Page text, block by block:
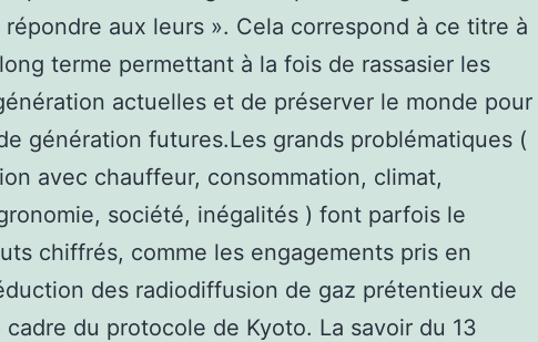
répondre aux leurs ». Cela correspond à ce titre à
terme permettant à la fois de rassasier les
actuelles et de préserver le monde pour
génération futures.Les grands problématiques (
avec chauffeur, consommation, climat,
société, inégalités ) font parfois le
chiffrés, comme les engagements pris en
des radiodiffusion de gaz prétentieux de
cadre du protocole de Kyoto. La savoir du 13